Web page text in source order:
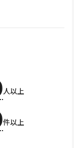
人以上
件以上